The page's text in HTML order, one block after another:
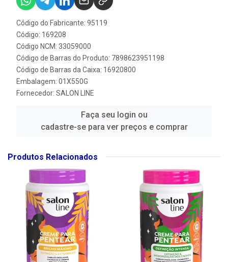
Código do Fabricante: 95119
Código: 169208
Código NCM: 33059000
Código de Barras do Produto: 7898623951198
Código de Barras da Caixa: 16920800
Embalagem: 01X550G
Fornecedor: SALON LINE
Faça seu login ou
cadastre-se para ver preços e comprar
Produtos Relacionados